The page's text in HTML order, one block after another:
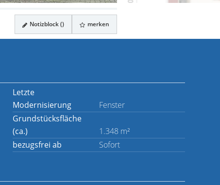
Notizblock () merken
Letzte
Modernisierung
Fenster
Grundstücksfläche
(ca.)
1.348 m²
bezugsfrei ab Sofort